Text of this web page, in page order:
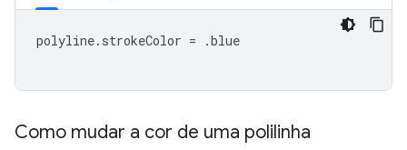
polyline. strokeColor = .blue
Como mudar a cor de uma polilinha